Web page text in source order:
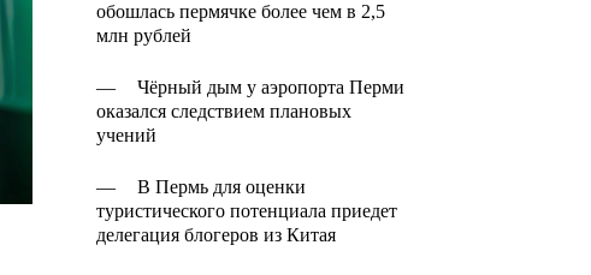
обошлась пермячке более чем в 2,5
млн рублей
—
Чёрный дым у аэропорта Перми
оказался следствием плановых
учений
—
В Пермь для оценки
туристического потенциала приедет
делегация блогеров из Китая